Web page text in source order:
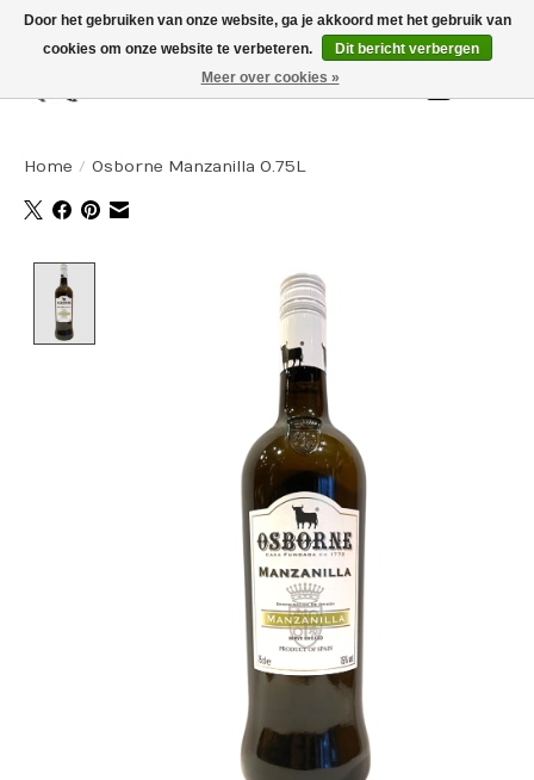
Home / Osborne Manzanilla 0.75L
Product image slideshow Items
Door het gebruiken van onze website, ga je akkoord met het gebruik van
cookies om onze website te verbeteren.
Dit bericht verbergen
Meer over cookies »